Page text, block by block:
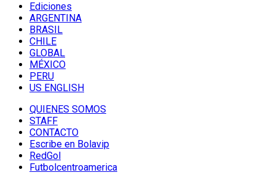
Ediciones
ARGENTINA
BRASIL
CHILE
GLOBAL
MÉXICO
PERU
US ENGLISH
QUIENES SOMOS
STAFF
CONTACTO
Escribe en Bolavip
RedGol
Futbolcentroamerica